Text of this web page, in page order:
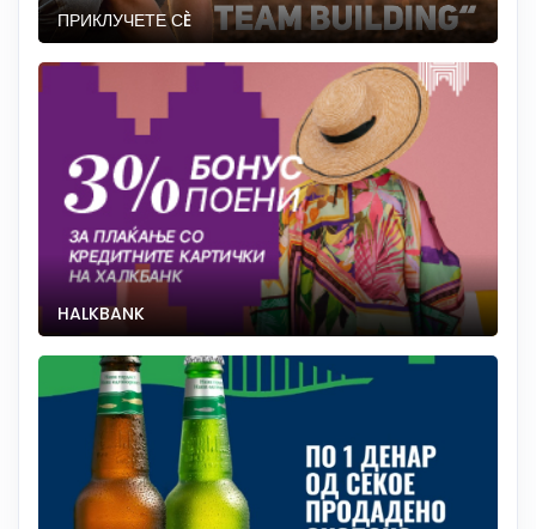
ПРИКЛУЧЕТЕ СÈ
HALKBANK